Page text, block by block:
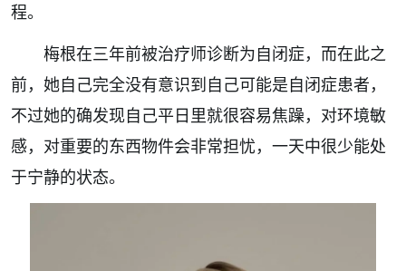
程。
梅根在三年前被治疗师诊断为自闭症，而在此之
前，她自己完全没有意识到自己可能是自闭症患者，
不过她的确发现自己平日里就很容易焦躁，对环境敏
感，对重要的东西物件会非常担忧，一天中很少能处
于宁静的状态。